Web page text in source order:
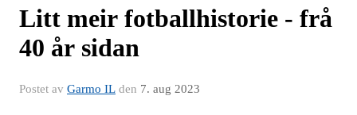
Litt meir fotballhistorie - frå
40 år sidan
Postet av Garmo IL den 7. aug 2023